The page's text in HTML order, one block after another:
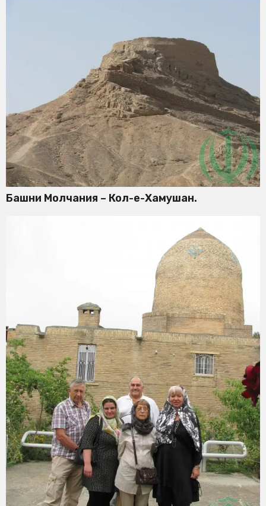
Башни Молчания – Кол-е-Хамушан.